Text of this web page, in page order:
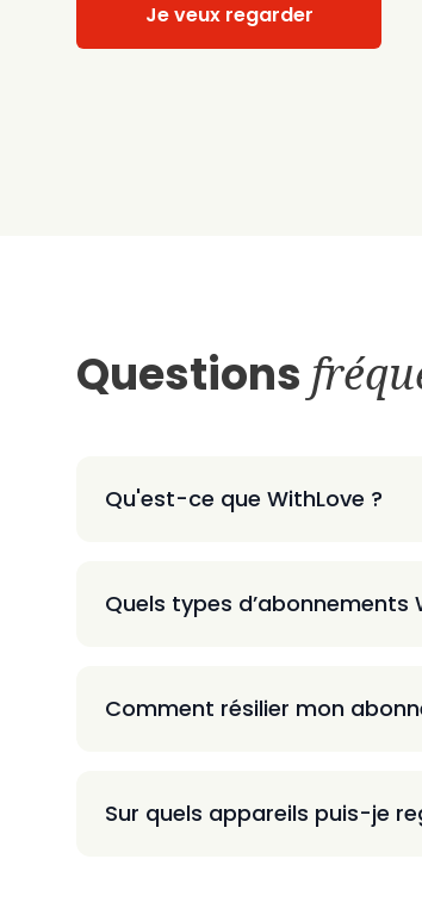
Je veux regarder
Questions
Qu'est-ce que WithLove ?
Quels types
Comment résilier mon
Sur quels appareils puis-je